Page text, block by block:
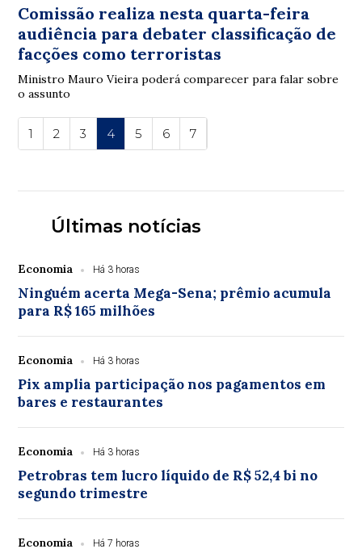
Comissão realiza nesta quarta-feira
audiência para debater classificação de
facções como terroristas
Ministro Mauro Vieira poderá comparecer para falar sobre
o assunto
1 2 3 4 5 6 7
Últimas notícias
Economia Há 3 horas
Ninguém acerta Mega-Sena; prêmio acumula
para R$ 165 milhões
Economia Há 3 horas
Pix amplia participação nos pagamentos em
bares e restaurantes
Economia Há 3 horas
Petrobras tem lucro líquido de R$ 52,4 bi no
segundo trimestre
Economia Há 7 horas